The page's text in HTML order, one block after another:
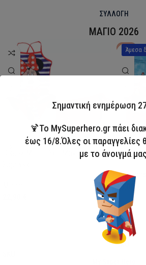
ΣΥΛΛΟΓΗ
ΜΑΓΙΟ 2026
Disney Minnie Σετ Μαγιό &
Άμεσα
HOT
Παιδικό
Avengers
13,00
Επιλογή
SKU:
Σημαντική ενημέρωση
🍹Το MySuperhero.gr πάει
έως 16/8.Όλες οι παραγγελίες
με το άνοιγμά